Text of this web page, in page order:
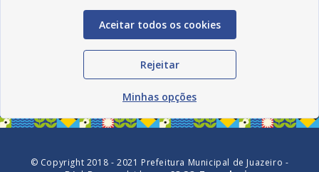
© Copyright 2018 - 2021 Prefeitura Municipal de Juazeiro -
Aceitar todos os cookies
Rejeitar
Minhas opções